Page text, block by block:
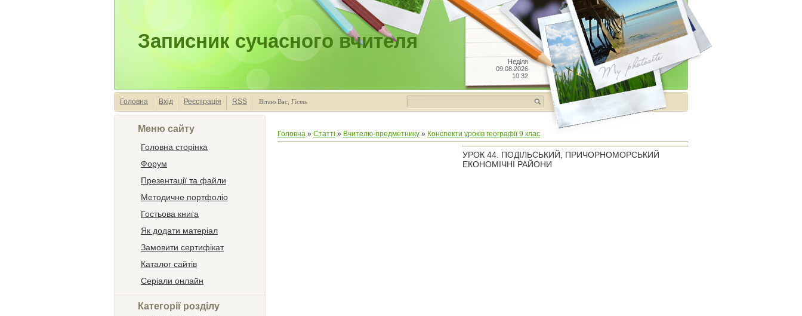
Неділя
09.08.2026
10:32
Записник сучасного вчителя
Головна Вхід Реєстрація RSS Вітаю Вас Гість
Меню сайту
Головна сторінка
Форум
Презентації та файли
Методичне портфоліо
Гостьова книга
Як додати матеріал
Замовити сертифікат
Каталог сайтів
Серіали онлайн
Категорії розділу
Головна » Статті » Вчителю-предметнику » Конспекти уроків географії 9 клас
УРОК 44. ПОДІЛЬСЬКИЙ, ПРИЧОРНОМОРСЬКИЙ
ЕКОНОМІЧНІ РАЙОНИ